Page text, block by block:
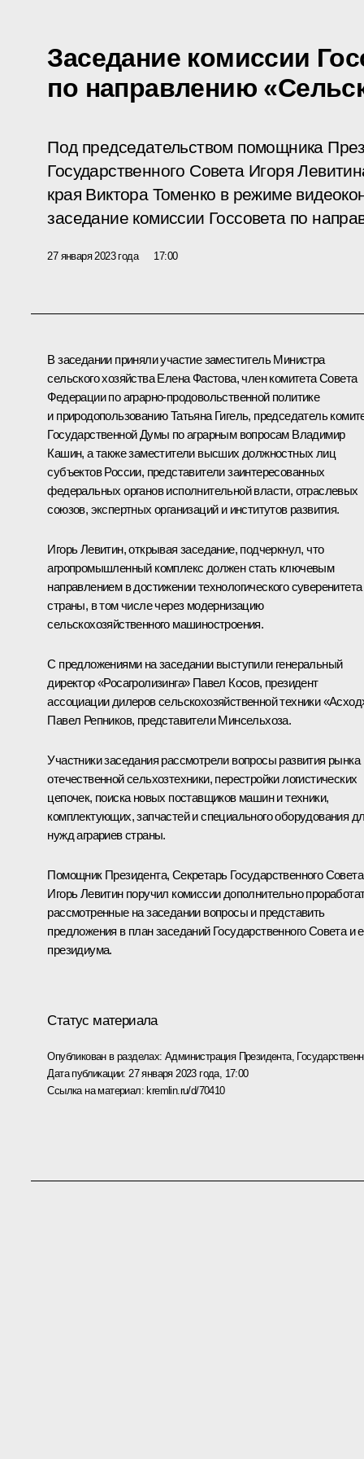
Заседание комиссии
по направлению
Под председательством помощника
Государственного Совета Игоря
края Виктора Томенко в режиме
заседание комиссии Госсовета по
27 января 2023 года 17:00
В заседании приняли участие заместитель Министра
сельского хозяйства Елена Фастова, член комитета Совета
Федерации по аграрно-продовольственной политике
и природопользованию Татьяна Гигель, председатель
Государственной Думы по аграрным вопросам Владимир
Кашин, а также заместители высших должностных лиц
субъектов России, представители заинтересованных
федеральных органов исполнительной власти, отраслевых
союзов, экспертных организаций и институтов развития.
Игорь Левитин, открывая заседание, подчеркнул, что
агропромышленный комплекс должен стать ключевым
направлением в достижении технологического суверенитета
страны, в том числе через модернизацию
сельскохозяйственного машиностроения.
С предложениями на заседании выступили генеральный
директор «Росагролизинга» Павел Косов, президент
ассоциации дилеров сельскохозяйственной техники
Павел Репников, представители Минсельхоза.
Участники заседания рассмотрели вопросы развития рынка
отечественной сельхозтехники, перестройки логистических
цепочек, поиска новых поставщиков машин и техники,
комплектующих, запчастей и специального оборудования
нужд аграриев страны.
Помощник Президента, Секретарь Государственного Совета
Игорь Левитин поручил комиссии дополнительно
рассмотренные на заседании вопросы и представить
предложения в план заседаний Государственного Совета и
президиума.
Статус материала
Опубликован в разделах: Администрация Президента,
Дата публикации: 27 января 2023 года, 17:00
Ссылка на материал: kremlin.ru/d/70410